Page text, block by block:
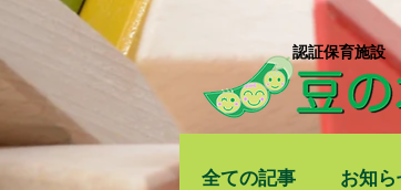
認証保育
全ての記事 お知ら